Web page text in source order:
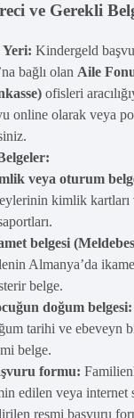
ve Gerekli
Kindergeld
bağlı olan Aile
ofisleri
online olarak veya
veya oturum
kimlik kartları
belgesi
Almanya’da
belge.
doğum belgesi:
tarihi ve ebeveyn
belge.
formu:
edilen veya internet
resmi başvuru